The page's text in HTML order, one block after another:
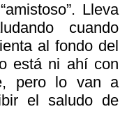
Lleva
cuando
al fondo del
está ni ahí con
pero lo van a
el saludo de